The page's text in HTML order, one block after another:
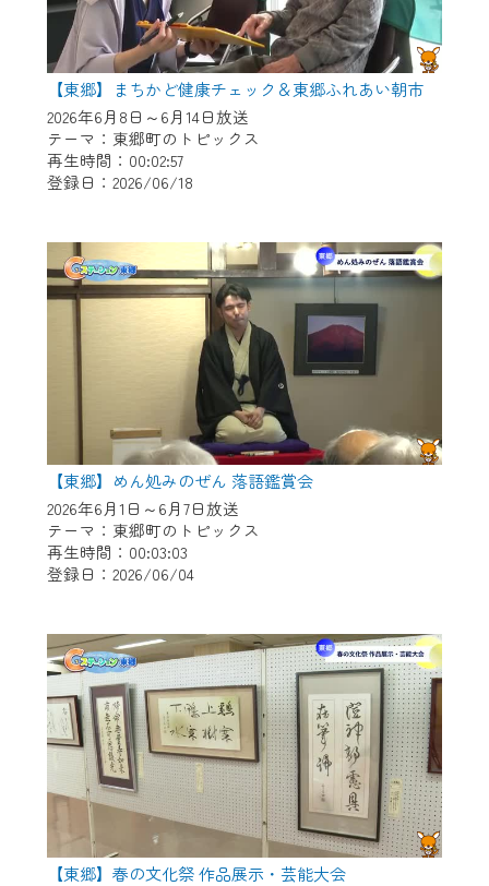
【東郷】まちかど健康チェック＆東郷ふれあい朝市
2026年6月8日～6月14日放送
テーマ：東郷町のトピックス
再生時間：00:02:57
登録日：2026/06/18
【東郷】めん処みのぜん 落語鑑賞会
2026年6月1日～6月7日放送
テーマ：東郷町のトピックス
再生時間：00:03:03
登録日：2026/06/04
【東郷】春の文化祭 作品展示・芸能大会
ご視聴いただけます。
＜メンテナンス情報＞
CCNetWebTVのリニューアルにともないメ
ンテナンス作業を予定しています。
日時 9/24 9:30～16:30
作業の間は、CCNetWebTVの画面が「メン
テナンス中」になり、ご利用いただけませ
ん。
ご不便をおかけいたしますが、ご了承の程
よろしくお願いいたします。